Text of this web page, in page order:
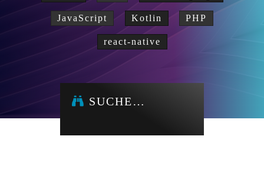
JavaScript Kotlin PHP
react-native
SUCHE…